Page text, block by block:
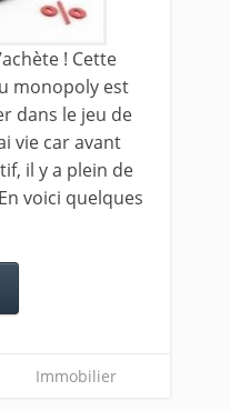
! Cette
monopoly est
dans le jeu de
vie car avant
il y a plein de
voici quelques
Immobilier